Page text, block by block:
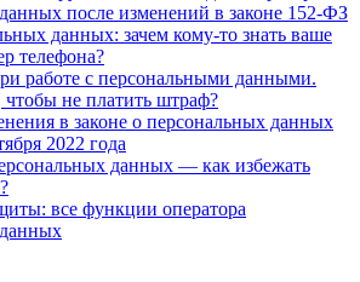
после изменений в законе 152-ФЗ
данных: зачем кому-то знать ваше
телефона?
работе с персональными данными.
чтобы не платить штраф?
в законе о персональных данных
2022 года
данных — как избежать
все функции оператора